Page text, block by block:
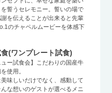
誓うセレモニー。誓いの場で
を伝えることが出来ると先輩
のチャペルムービーを体感下
(ワンプレート試食)
ュー試食会】こだわりの国産牛
使用。
美味しいだけでなく、感動して
な想いのゲストが選べるメニ